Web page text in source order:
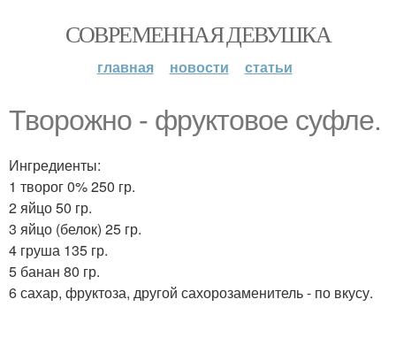
СОВРЕМЕННАЯ ДЕВУШКА
главная новости статьи
Творожно - фруктовое суфле.
Ингредиенты:
1 творог 0% 250 гр.
2 яйцо 50 гр.
3 яйцо (белок) 25 гр.
4 груша 135 гр.
5 банан 80 гр.
6 сахар, фруктоза, другой сахорозаменитель - по вкусу.